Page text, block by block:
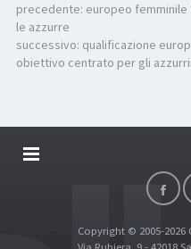
precedente: europeo
le azzurre
successivo: qualificazione
obiettivo centrato per gli
DALLARIVOLLEY SOSTIENE
TOP RICERCHECopyright © 2005-